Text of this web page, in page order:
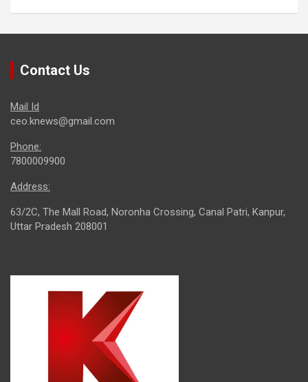
Contact Us
Mail Id
ceo.knews@gmail.com
Phone:
7800009900
Address:
63/2C, The Mall Road, Noronha Crossing, Canal Patri, Kanpur,
Uttar Pradesh 208001